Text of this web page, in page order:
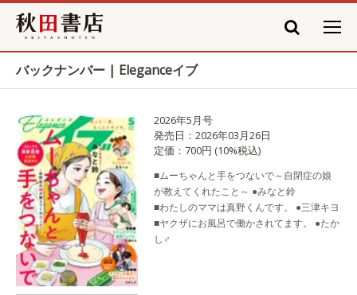
秋田書店
バックナンバー | Eleganceイブ
2026年5月号
発売日：2026年03月26日
定価：700円 (10%税込)
■ムーちゃんと手をつないで～自閉症の娘
が教えてくれたこと～ ●みなと鈴
■わたしのママは真野くんです。 ●三津キヨ
■ヤクザにお風呂で働かされてます。 ●たか
し♂